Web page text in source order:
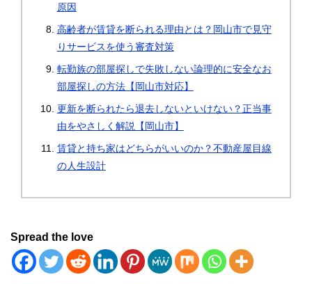
原因
高齢者が賃貸を断られる理由とは？岡山市で見守
りサービスを使う審査対策
転勤族の部屋探しで失敗しない論理的に安全なお
部屋探しの方法【岡山市対応】
更新を断られたら退去しないといけない？正当事
由をやさしく解説【岡山市】
賃貸と持ち家はどちらがいいのか？不動産屋目線
の人生設計
Spread the love